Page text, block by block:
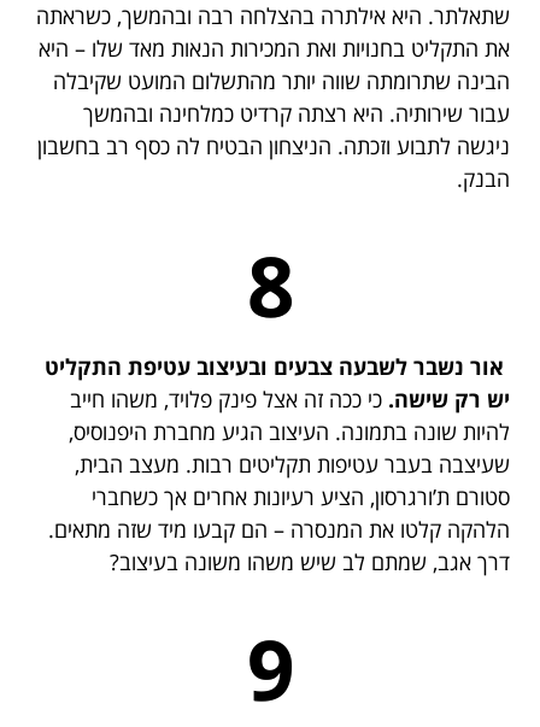
שתאלתר. היא אילתרה בהצלחה רבה ובהמשך, כשראתה
את התקליט בחנויות ואת המכירות הנאות מאד שלו – היא
הבינה שתרומתה שווה יותר מהתשלום המועט שקיבלה
עבור שירותיה. היא רצתה קרדיט כמלחינה ובהמשך
ניגשה לתבוע וזכתה. הניצחון הבטיח לה כסף רב בחשבון
הבנק.
8
אור נשבר לשבעה צבעים ובעיצוב עטיפת התקליט
יש רק שישה. כי ככה זה אצל פינק פלויד, משהו חייב
להיות שונה בתמונה. העיצוב הגיע מחברת היפנוסיס,
שעיצבה בעבר עטיפות תקליטים רבות. מעצב הבית,
סטורם ת’ורגרסון, הציע רעיונות אחרים אך כשחברי
הלהקה קלטו את המנסרה – הם קבעו מיד שזה מתאים.
דרך אגב, שמתם לב שיש משהו משונה בעיצוב?
9